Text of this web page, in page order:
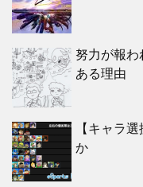
努力が報わ
ある理由
【キャラ
か